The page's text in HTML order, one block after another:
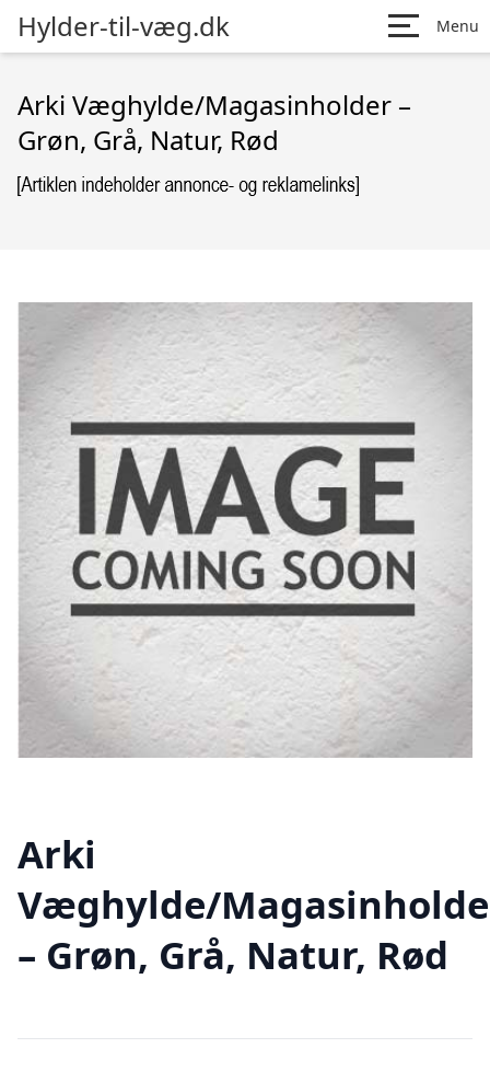
Hylder-til-væg.dk Menu
Arki Væghylde/Magasinholder –
Grøn, Grå, Natur, Rød
Arki
Væghylde/
– Grøn, Grå, Natur, Rød